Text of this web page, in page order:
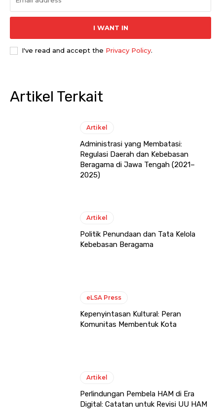
I WANT IN
I've read and accept the Privacy Policy.
Artikel Terkait
Artikel
Administrasi yang Membatasi:
Regulasi Daerah dan Kebebasan
Beragama di Jawa Tengah (2021–
2025)
Artikel
Politik Penundaan dan Tata Kelola
Kebebasan Beragama
eLSA Press
Kepenyintasan Kultural: Peran
Komunitas Membentuk Kota
Artikel
Perlindungan Pembela HAM di Era
Digital: Catatan untuk Revisi UU HAM